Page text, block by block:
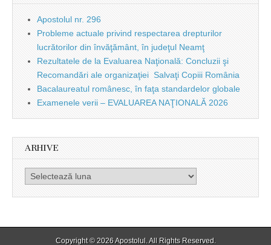
Apostolul nr. 296
Probleme actuale privind respectarea drepturilor
lucrătorilor din învăţământ, în judeţul Neamţ
Rezultatele de la Evaluarea Naţională: Concluzii şi
Recomandări ale organizaţiei Salvaţi Copiii România
Bacalaureatul românesc, în faţa standardelor globale
Examenele verii – EVALUAREA NAŢIONALĂ 2026
ARHIVE
Arhive
Copyright © 2026Apostolul. All Rights Reserved.